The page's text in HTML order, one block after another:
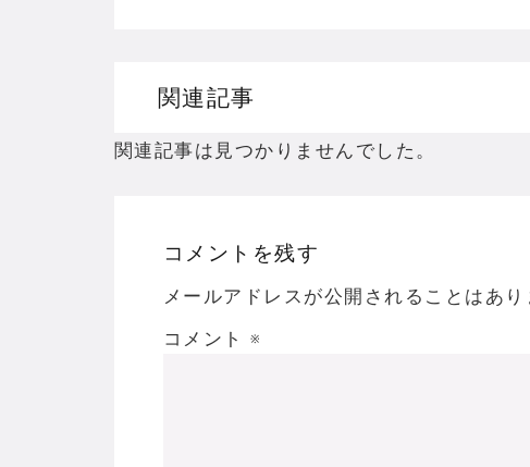
Powered by livedoor 相互RSS
関連記事
関連記事は見つかりませんでした。
コメントを残す
メールアドレスが公開されることはあり
コメント ※